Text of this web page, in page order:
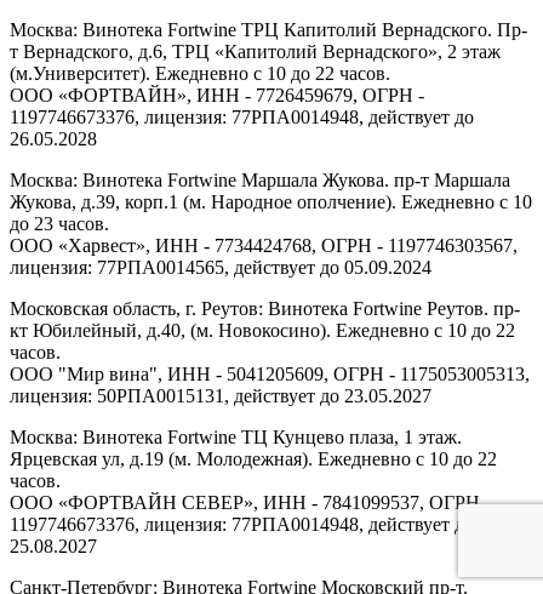
Москва: Винотека Fortwine ТРЦ Капитолий Вернадского. Пр-
т Вернадского, д.6, ТРЦ «Капитолий Вернадского», 2 этаж
(м.Университет). Ежедневно с 10 до 22 часов.
ООО «ФОРТВАЙН», ИНН - 7726459679, ОГРН -
1197746673376, лицензия: 77РПА0014948, действует до
26.05.2028
Москва: Винотека Fortwine Маршала Жукова. пр-т Маршала
Жукова, д.39, корп.1 (м. Народное ополчение). Ежедневно с 10
до 23 часов.
ООО «Харвест», ИНН - 7734424768, ОГРН - 1197746303567,
лицензия: 77РПА0014565, действует до 05.09.2024
Московская область, г. Реутов: Винотека Fortwine Реутов. пр-
кт Юбилейный, д.40, (м. Новокосино). Ежедневно с 10 до 22
часов.
ООО "Мир вина", ИНН - 5041205609, ОГРН - 1175053005313,
лицензия: 50РПА0015131, действует до 23.05.2027
Москва: Винотека Fortwine ТЦ Кунцево плаза, 1 этаж.
Ярцевская ул, д.19 (м. Молодежная). Ежедневно с 10 до 22
часов.
ООО «ФОРТВАЙН СЕВЕР», ИНН - 7841099537, ОГРН -
1197746673376, лицензия: 77РПА0014948, действует до
25.08.2027
Санкт-Петербург: Винотека Fortwine Московский пр-т.